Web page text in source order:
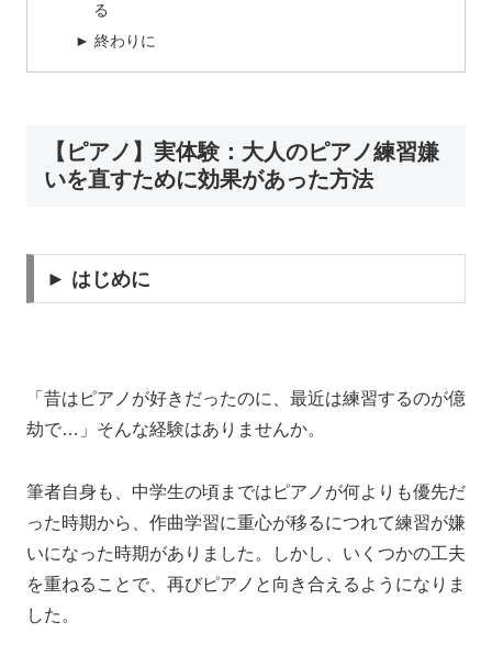
る
► 終わりに
【ピアノ】実体験：大人のピアノ練習嫌
いを直すために効果があった方法
► はじめに
「昔はピアノが好きだったのに、最近は練習するのが億
劫で…」そんな経験はありませんか。
筆者自身も、中学生の頃まではピアノが何よりも優先だ
った時期から、作曲学習に重心が移るにつれて練習が嫌
いになった時期がありました。しかし、いくつかの工夫
を重ねることで、再びピアノと向き合えるようになりま
した。